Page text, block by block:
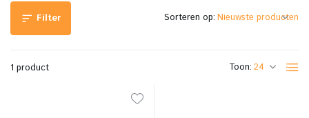
Filter
1 product Toon:
Sorteren op: